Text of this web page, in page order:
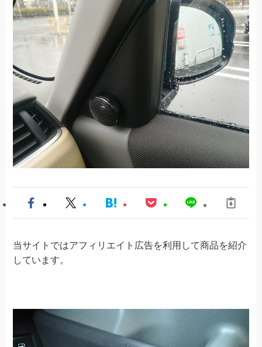
当サイトではアフィリエイト広告を利用して商品を紹介
しています。